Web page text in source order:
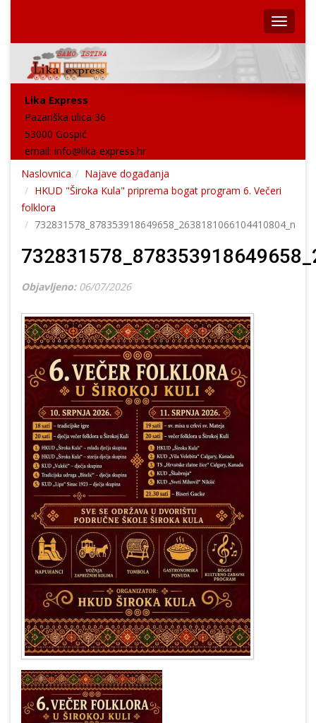
Lika Express
Pazariška ulica 36
53000 Gospić
email: info@lika-express.hr
Naslovnica
Najave događanja
HKUD "Široka Kula" priprema bogat program 6. Večeri
folklora
732831578_878353918649658_2638181066104410804_n
Objavljeno: 06/07/2026